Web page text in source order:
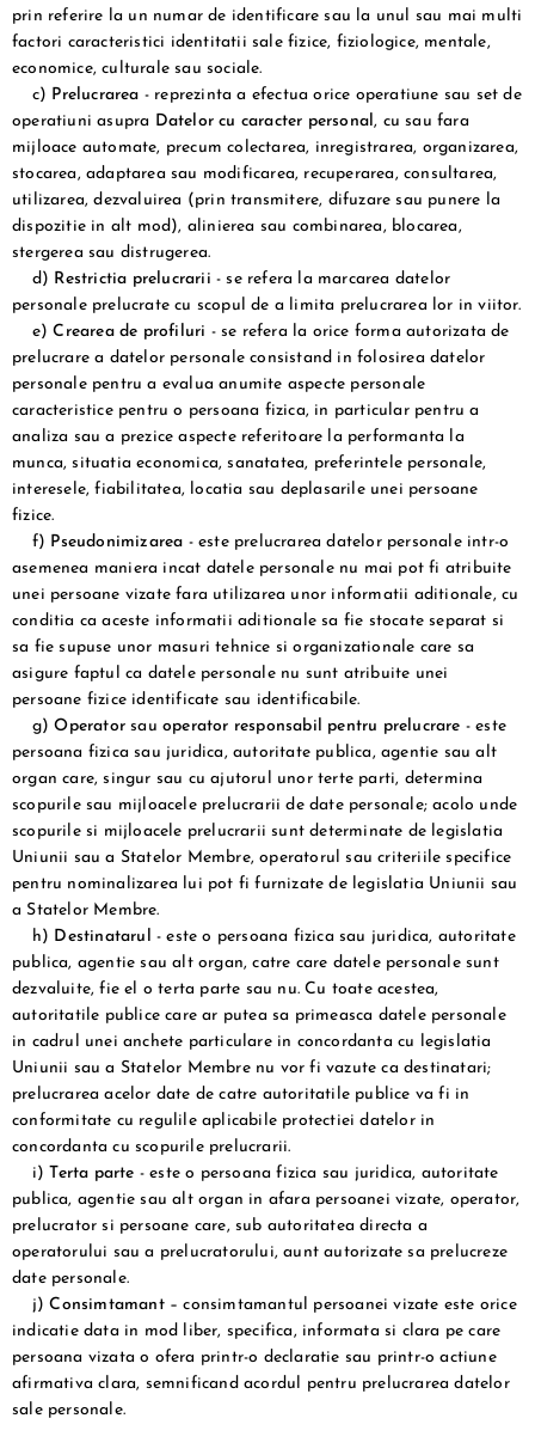
prin referire la un numar de identificare sau la unul sau mai multi
factori caracteristici identitatii sale fizice, fiziologice, mentale,
economice, culturale sau sociale.
c) Prelucrarea - reprezinta a efectua orice operatiune sau set de
operatiuni asupra Datelor cu caracter personal, cu sau fara
mijloace automate, precum colectarea, inregistrarea, organizarea,
stocarea, adaptarea sau modificarea, recuperarea, consultarea,
utilizarea, dezvaluirea (prin transmitere, difuzare sau punere la
dispozitie in alt mod), alinierea sau combinarea, blocarea,
stergerea sau distrugerea.
d) Restrictia prelucrarii - se refera la marcarea datelor
personale prelucrate cu scopul de a limita prelucrarea lor in viitor.
e)Crearea de profiluri - se refera la orice forma autorizata de
prelucrare a datelor personale consistand in folosirea datelor
personale pentru a evalua anumite aspecte personale
caracteristice pentru o persoana fizica, in particular pentru a
analiza sau a prezice aspecte referitoare la performanta la
munca, situatia economica, sanatatea, preferintele personale,
interesele, fiabilitatea, locatia sau deplasarile unei persoane
fizice.
f) Pseudonimizarea - este prelucrarea datelor personale intr-o
asemenea maniera incat datele personale nu mai pot fi atribuite
unei persoane vizate fara utilizarea unor informatii aditionale, cu
conditia ca aceste informatii aditionale sa fie stocate separat si
sa fie supuse unor masuri tehnice si organizationale care sa
asigure faptul ca datele personale nu sunt atribuite unei
persoane fizice identificate sau identificabile.
g)Operator sauoperator responsabil pentru prelucrare - este
persoana fizica sau juridica, autoritate publica, agentie sau alt
organ care, singur sau cu ajutorul unor terte parti, determina
scopurile sau mijloacele prelucrarii de date personale; acolo unde
scopurile si mijloacele prelucrarii sunt determinate de legislatia
Uniunii sau a Statelor Membre, operatorul sau criteriile specifice
pentru nominalizarea lui pot fi furnizate de legislatia Uniunii sau
a Statelor Membre.
h) Destinatarul - este o persoana fizica sau juridica, autoritate
publica, agentie sau alt organ, catre care datele personale sunt
dezvaluite, fie el o terta parte sau nu. Cu toate acestea,
autoritatile publice care ar putea sa primeasca datele personale
in cadrul unei anchete particulare in concordanta cu legislatia
Uniunii sau a Statelor Membre nu vor fi vazute ca destinatari;
prelucrarea acelor date de catre autoritatile publice va fi in
conformitate cu regulile aplicabile protectiei datelor in
concordanta cu scopurile prelucrarii.
i) Terta parte - este o persoana fizica sau juridica, autoritate
publica, agentie sau alt organ in afara persoanei vizate, operator,
prelucrator si persoane care, sub autoritatea directa a
operatorului sau a prelucratorului, aunt autorizate sa prelucreze
date personale.
j)Consimtamant– consimtamantul persoanei vizate este orice
indicatie data in mod liber, specifica, informata si clara pe care
persoana vizata o ofera printr-o declaratie sau printr-o actiune
afirmativa clara, semnificand acordul pentru prelucrarea datelor
sale personale.